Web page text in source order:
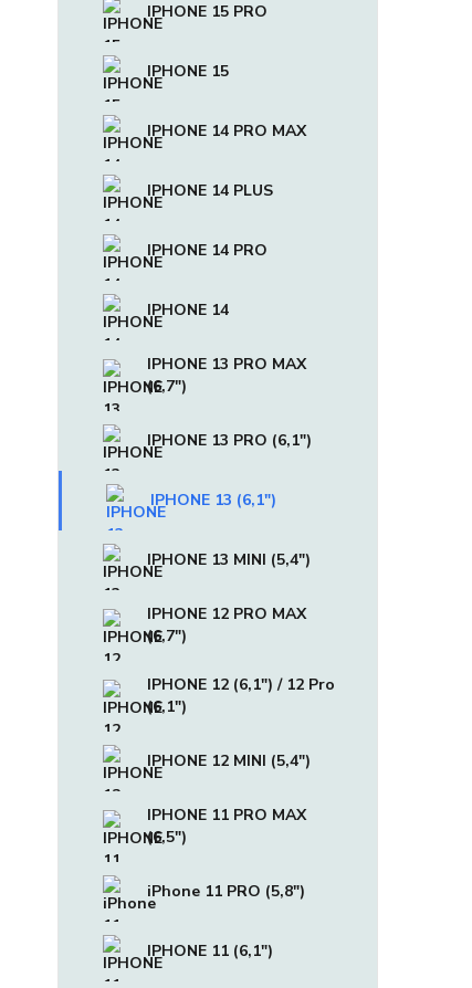
IPHONE 15 PRO
IPHONE 15
IPHONE 14 PRO MAX
IPHONE 14 PLUS
IPHONE 14 PRO
IPHONE 14
IPHONE 13 PRO MAX
(6,7")
IPHONE 13 PRO (6,1")
IPHONE 13 (6,1")
IPHONE 13 MINI (5,4")
IPHONE 12 PRO MAX
(6,7")
IPHONE 12 (6,1") / 12 Pro
(6,1")
IPHONE 12 MINI (5,4")
IPHONE 11 PRO MAX
(6,5")
iPhone 11 PRO (5,8")
IPHONE 11 (6,1")